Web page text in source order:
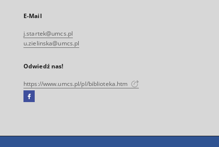
E-Mail
j.startek@umcs.pl
u.zielinska@umcs.pl
Odwiedź nas!
https://www.umcs.pl/pl/biblioteka.htm
Facebook
się